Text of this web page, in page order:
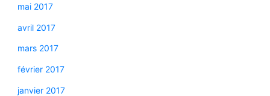
mai 2017
avril 2017
mars 2017
février 2017
janvier 2017